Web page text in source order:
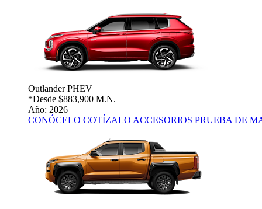
Outlander PHEV
*Desde $883,900 M.N.
Año: 2026
CONÓCELO COTÍZALO ACCESORIOS PRUEBA DE